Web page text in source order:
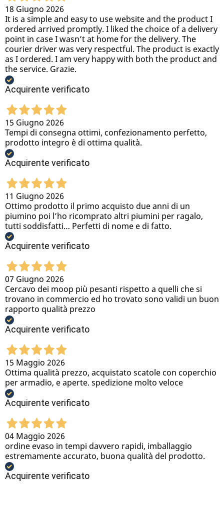
18 Giugno 2026
It is a simple and easy to use website and the product I
ordered arrived promptly. I liked the choice of a delivery
point in case I wasn’t at home for the delivery. The
courier driver was very respectful. The product is exactly
as I ordered. I am very happy with both the product and
the service. Grazie.
Acquirente verificato
15 Giugno 2026
Tempi di consegna ottimi, confezionamento perfetto,
prodotto integro è di ottima qualità.
Acquirente verificato
11 Giugno 2026
Ottimo prodotto il primo acquisto due anni di un
piumino poi l’ho ricomprato altri piumini per ragalo,
tutti soddisfatti… Perfetti di nome e di fatto.
Acquirente verificato
07 Giugno 2026
Cercavo dei moop più pesanti rispetto a quelli che si
trovano in commercio ed ho trovato sono validi un buon
rapporto qualità prezzo
Acquirente verificato
15 Maggio 2026
Ottima qualità prezzo, acquistato scatole con coperchio
per armadio, e aperte. spedizione molto veloce
Acquirente verificato
04 Maggio 2026
ordine evaso in tempi davvero rapidi, imballaggio
estremamente accurato, buona qualità del prodotto.
Acquirente verificato